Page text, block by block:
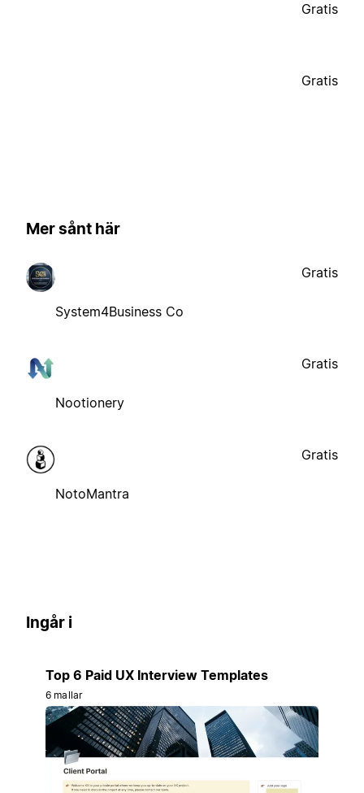
Gratis
Gratis
Mer sånt här
System4Business Co
Gratis
Nootionery
Gratis
NotoMantra
Gratis
Ingår i
Top 6 Paid UX Interview Templates
6 mallar